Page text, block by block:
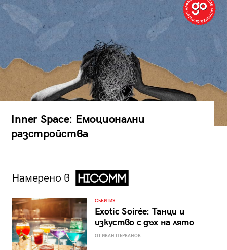
Inner Space: Емоционални
разстройства
Намерено в
СЪБИТИЯ
Exotic Soirée: Танци и
изкуство с дъх на лято
ОТ ИВАН ПЪРВАНОВ